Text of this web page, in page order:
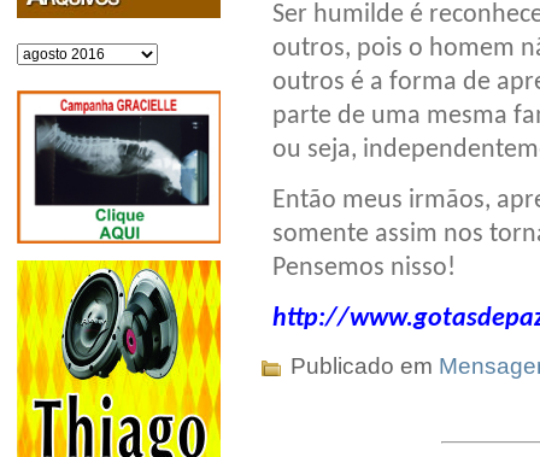
Arquivos
Ser humilde é
outros, pois o homem
outros é a forma de
parte de uma mesma
ou seja,
Então meus irmãos,
somente assim nos
Pensemos nisso!
http://
Publicado em